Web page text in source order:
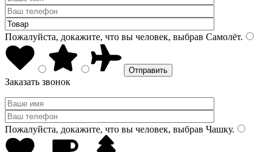
Пожалуйста, докажите, что вы человек, выбрав Самолёт.
Заказать звонок
Пожалуйста, докажите, что вы человек, выбрав Чашку.